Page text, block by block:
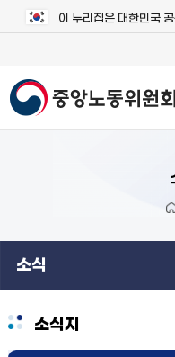
이 누리집은 대한민국
소식
소식지